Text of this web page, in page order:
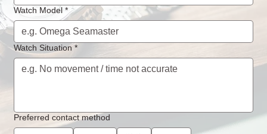
Watch Model *
Watch Situation *
Preferred contact method